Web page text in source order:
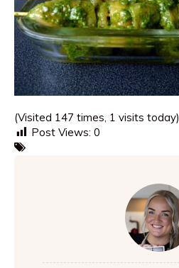
(Visited 147 times, 1 visits today)
Post Views: 0